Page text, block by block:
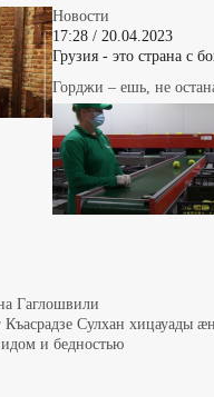
Новости
17:28 / 20.04.2023
Грузия - это страна с
Горджи – ешь, не
Гаглошвили
Сулхан хицауады
и бедностью